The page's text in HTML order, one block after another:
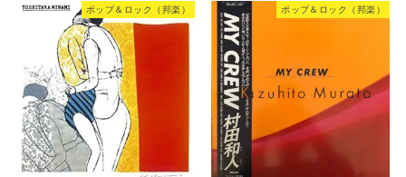
ポップ＆ロック（邦楽） ポップ＆ロック（邦楽）